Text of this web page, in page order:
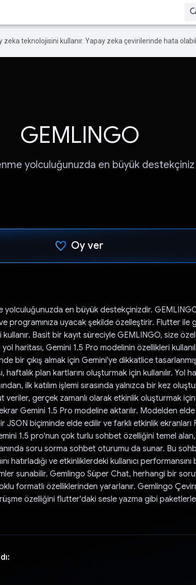
teknolojisini kullanır. Yapay zeka çevirilerinde hata
GEMLINGO
yolculuğunuzda en büyük destekçiniz
Oy ver
yolculuğunuzda en büyük destekçinizdir.
programınıza uyacak şekilde özelleştirir. Flutter ile
Basit bir kayıt süreciyle GEMLINGO, size
haritası, Gemini 1.5 Pro modelinin özellikleri
bir çıkış almak için Gemini'ye dikkatlice
haftalık plan kartlarını oluşturmak için kullanılır. Yol
ilk katılım işlemi sırasında yalnızca bir kez
veriler, gerçek zamanlı olarak etkinlik oluşturmak
Gemini 1.5 Pro modeline aktarılır. Modelden elde
JSON biçiminde elde edilir ve farklı etkinlik
1.5 pro'nun çok turlu sohbet özelliğini temel
soru sorma sohbet oturumu da sunar. Bu
hatırladığı ve etkinliklerdeki kullanıcı performansını
sunabilir. Gemlingo Süper Chat, herhangi bir
formatlı özelliklerinden yararlanır. Gemlingo
özelliğini flutter'daki sesle yazma gibi